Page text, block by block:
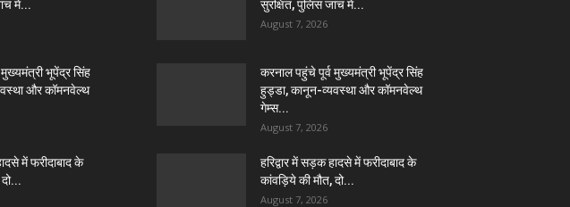
में...
भूपेंद्र सिंह
और कॉमनवेल्थ
में फरीदाबाद के
सुरक्षित, पुलिस जांच में...
August 7, 2026
करनाल पहुंचे पूर्व मुख्यमंत्री भूपेंद्र सिंह
हुड्डा, कानून-व्यवस्था और कॉमनवेल्थ
गेम्स...
August 7, 2026
हरिद्वार में सड़क हादसे में फरीदाबाद के
कांवड़िये की मौत, दो...
August 7, 2026